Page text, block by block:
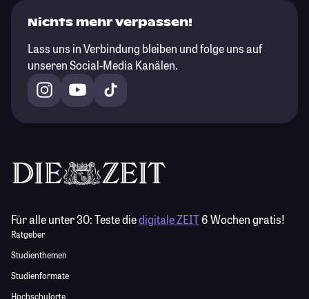
Nichts mehr verpassen!
Lass uns in Verbindung bleiben und folge uns auf
unseren Social-Media Kanälen.
Für alle unter 30:Teste diedigitale ZEIT6 Wochen gratis!
Ratgeber
Studienthemen
Studienformate
Hochschulorte